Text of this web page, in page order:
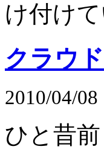
け付け
クラウ
2010/04/08
ひと昔